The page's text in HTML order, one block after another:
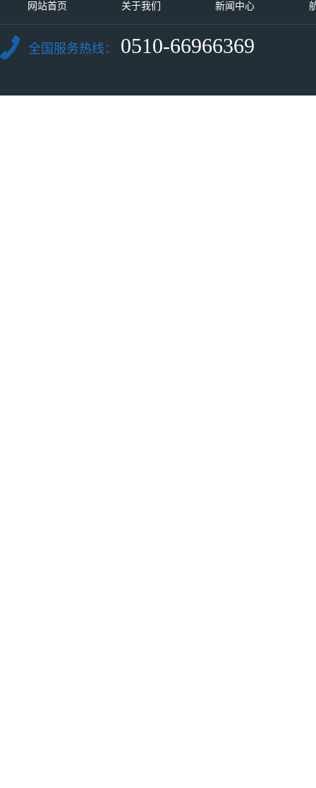
网站首页 关于我们 新闻中心
全国服务热线： 0510-66966369